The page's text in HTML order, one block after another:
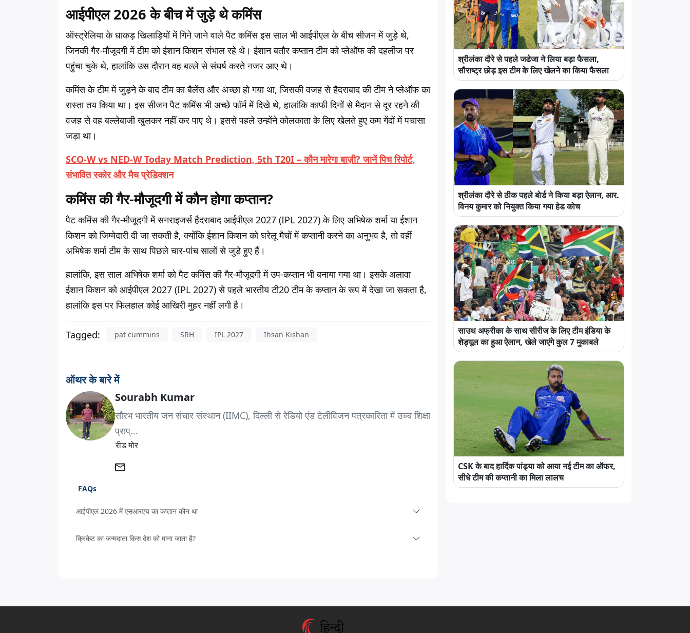
आईपीएल 2026 के बीच में जुड़े थे कमिंस
ऑस्ट्रेलिया के धाकड़ खिलाड़ियों में गिने जाने वाले पैट कमिंस इस साल भी आईपीएल के बीच सीजन में जुड़े थे,
जिनकी गैर-मौजूदगी में टीम को ईशान किशन संभाल रहे थे। ईशान बतौर कप्तान टीम को प्लेऑफ की दहलीज पर
पहुंचा चुके थे, हालांकि उस दौरान वह बल्ले से संघर्ष करते नजर आए थे।
कमिंस के टीम में जुड़ने के बाद टीम का बैलेंस और अच्छा हो गया था, जिसकी वजह से हैदराबाद की टीम ने प्लेऑफ का
रास्ता तय किया था। इस सीजन पैट कमिंस भी अच्छे फॉर्म में दिखे थे, हालांकि काफी दिनों से मैदान से दूर रहने की
वजह से वह बल्लेबाजी खुलकर नहीं कर पाए थे। इससे पहले उन्होंने कोलकाता के लिए खेलते हुए कम गेंदों में पचासा
जड़ा था।
SCO-W vs NED-W Today Match Prediction, 5th T20I – कौन मारेगा बाज़ी? जानें पिच रिपोर्ट,
संभावित स्कोर और मैच प्रेडिक्शन
कमिंस की गैर-मौजूदगी में कौन होगा कप्तान?
पैट कमिंस की गैर-मौजूदगी में सनराइजर्स हैदराबाद आईपीएल 2027 (IPL 2027) के लिए अभिषेक शर्मा या ईशान
किशन को जिम्मेदारी दी जा सकती है, क्योंकि ईशान किशन को घरेलू मैचों में कप्तानी करने का अनुभव है, तो वहीं
अभिषेक शर्मा टीम के साथ पिछले चार-पांच सालों से जुड़े हुए हैं।
हालांकि, इस साल अभिषेक शर्मा को पैट कमिंस की गैर-मौजूदगी में उप-कप्तान भी बनाया गया था। इसके अलावा
ईशान किशन को आईपीएल 2027 (IPL 2027) से पहले भारतीय टी20 टीम के कप्तान के रूप में देखा जा सकता है,
हालांकि इस पर फिलहाल कोई आखिरी मुहर नहीं लगी है।
Tagged: pat cummins SRH IPL 2027 Ihsan Kishan
ऑथर के बारे में
Sourabh Kumar
सौरभ भारतीय जन संचार संस्थान (IIMC), दिल्ली से रेडियो एंड टेलीविजन पत्रकारिता में उच्च शिक्षा
प्राप्...
रीड मोर
FAQs
आईपीएल 2026 में एसआरएच का कप्तान कौन था
क्रिकेट का जन्मदाता किस देश को माना जाता है?
श्रीलंका दौरे से पहले जडेजा ने लिया बड़ा फैसला,
सौराष्ट्र छोड़ इस टीम के लिए खेलने का किया फैसला
श्रीलंका दौरे से ठीक पहले बोर्ड ने किया बड़ा ऐलान, आर.
विनय कुमार को नियुक्त किया गया हेड कोच
साउथ अफ्रीका के साथ सीरीज के लिए टीम इंडिया के
शेड्यूल का हुआ ऐलान, खेले जाएंगे कुल 7 मुकाबले
CSK के बाद हार्दिक पांड्या को आया नई टीम का ऑफर,
सीधे टीम की कप्तानी का मिला लालच